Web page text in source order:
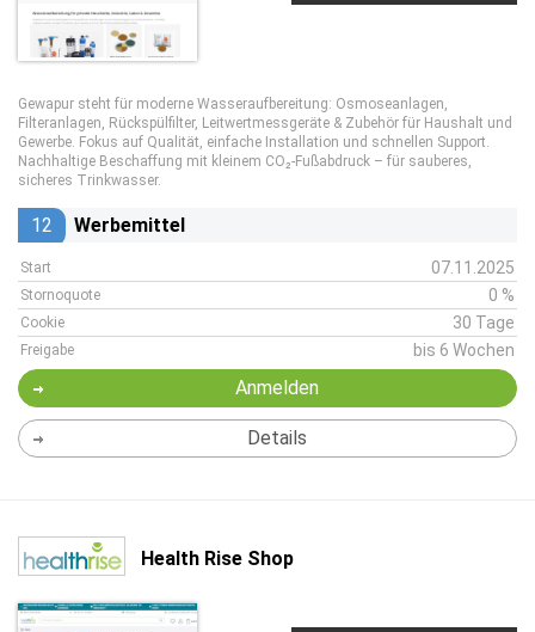
Gewapur steht für moderne Wasseraufbereitung: Osmoseanlagen,
Filteranlagen, Rückspülfilter, Leitwertmessgeräte & Zubehör für Haushalt und
Gewerbe. Fokus auf Qualität, einfache Installation und schnellen Support.
Nachhaltige Beschaffung mit kleinem CO₂-Fußabdruck – für sauberes,
sicheres Trinkwasser.
12 Werbemittel
Start 07.11.2025
Stornoquote 0 %
Cookie 30 Tage
Freigabe bis 6 Wochen
Anmelden
Details
Health Rise Shop